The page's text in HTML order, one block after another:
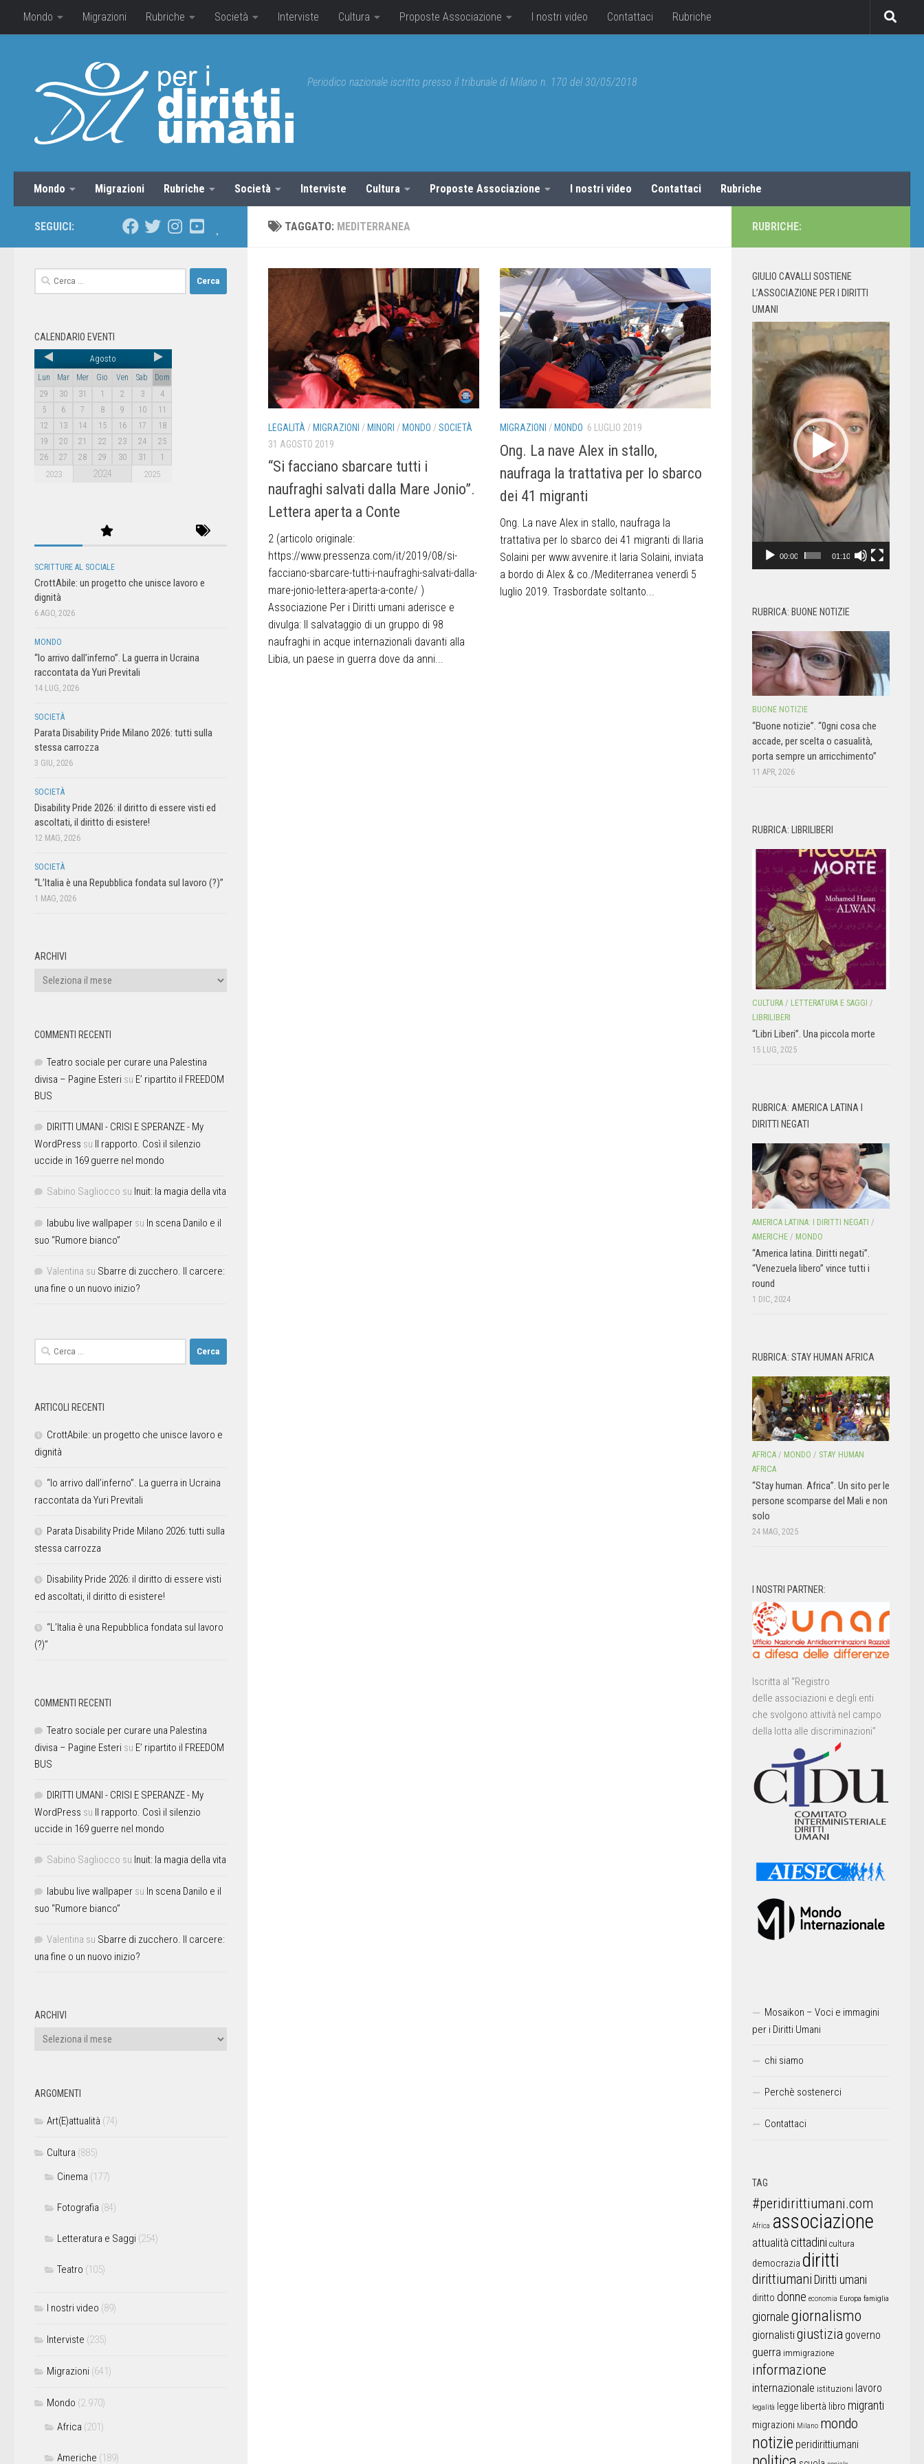
Mondo Migrazioni Rubriche Società Interviste Cultura Proposte Associazione I nostri video Contattaci Rubriche
Periodico nazionale iscritto presso il tribunale di Milano n. 170 del 30/05/2018
Mondo Migrazioni Rubriche Società Interviste Cultura Proposte Associazione I nostri video Contattaci Rubriche
TAGGATO: MEDITERRANEA
LEGALITÀ/ MIGRAZIONI / MINORI / MONDO /SOCIETÀ
31 AGOSTO 2019
“Si facciano sbarcare tutti i
naufraghi salvati dalla Mare Jonio”.
Lettera aperta a Conte
2 (articolo originale:
https://www.pressenza.com/it/2019/08/si-
facciano-sbarcare-tutti-i-naufraghi-salvati-dalla-
mare-jonio-lettera-aperta-a-conte/ )
Associazione Per i Diritti umani aderisce e
divulga: Il salvataggio di un gruppo di 98
naufraghi in acque internazionali davanti alla
Libia, un paese in guerra dove da anni...
MIGRAZIONI / MONDO 6 LUGLIO 2019
Ong. La nave Alex in stallo,
naufraga la trattativa per lo sbarco
dei 41 migranti
Ong. La nave Alex in stallo, naufraga la
trattativa per lo sbarco dei 41 migranti di Ilaria
Solaini per www.avvenire.it laria Solaini, inviata
a bordo di Alex & co./Mediterranea venerdì 5
luglio 2019. Trasbordate soltanto...
SEGUICI:
CALENDARIO EVENTI
Agosto
Lun Mar Mer Gio Ven Sab
Dom
29
30 31 1 2 3
4
5
6 7 8 9 10
11
12
13 14 15 16 17
18
19
20 21 22 23 24
25
26
27 28 29 30 31 1
2023 2024 2025
SCRITTURE AL SOCIALE
CrottAbile: un progetto che unisce lavoro e
dignità
6 AGO, 2026
MONDO
“Io arrivo dall’inferno”. La guerra in Ucraina
raccontata da Yuri Previtali
14 LUG, 2026
SOCIETÀ
Parata Disability Pride Milano 2026: tutti sulla
stessa carrozza
3 GIU, 2026
SOCIETÀ
Disability Pride 2026: il diritto di essere visti ed
ascoltati, il diritto di esistere!
12 MAG, 2026
SOCIETÀ
“L’Italia è una Repubblica fondata sul lavoro (?)”
1 MAG, 2026
ARCHIVI
COMMENTI RECENTI
Teatro sociale per curare una Palestina
divisa – Pagine Esteri su E’ ripartito il FREEDOM
BUS
DIRITTI UMANI - CRISI E SPERANZE - My
WordPress su Il rapporto. Così il silenzio
uccide in 169 guerre nel mondo
Sabino Sagliocco su Inuit: la magia della vita
labubu live wallpaper su In scena Danilo e il
suo “Rumore bianco”
Valentina su Sbarre di zucchero. Il carcere:
una fine o un nuovo inizio?
ARTICOLI RECENTI
CrottAbile: un progetto che unisce lavoro e
dignità
“Io arrivo dall’inferno”. La guerra in Ucraina
raccontata da Yuri Previtali
Parata Disability Pride Milano 2026: tutti sulla
stessa carrozza
Disability Pride 2026: il diritto di essere visti
ed ascoltati, il diritto di esistere!
“L’Italia è una Repubblica fondata sul lavoro
(?)”
COMMENTI RECENTI
Teatro sociale per curare una Palestina
divisa – Pagine Esteri su E’ ripartito il FREEDOM
BUS
DIRITTI UMANI - CRISI E SPERANZE - My
WordPress su Il rapporto. Così il silenzio
uccide in 169 guerre nel mondo
Sabino Sagliocco su Inuit: la magia della vita
labubu live wallpaper su In scena Danilo e il
suo “Rumore bianco”
Valentina su Sbarre di zucchero. Il carcere:
una fine o un nuovo inizio?
ARCHIVI
ARGOMENTI
Art(E)attualità (74)
Cultura (885)
Cinema (177)
Fotografia (84)
Letteratura e Saggi (254)
Teatro (105)
I nostri video (89)
Interviste (235)
Migrazioni (641)
Mondo (2.970)
Africa (201)
Americhe (189)
RUBRICHE:
GIULIO CAVALLI SOSTIENE
L’ASSOCIAZIONE PER I DIRITTI
UMANI
Video
Player
00:00 01:10
RUBRICA: BUONE NOTIZIE
BUONE NOTIZIE
“Buone notizie”. “0gni cosa che
accade, per scelta o casualità,
porta sempre un arricchimento”
11 APR, 2026
RUBRICA: LIBRILIBERI
CULTURA / LETTERATURA E SAGGI /
LIBRILIBERI
“Libri Liberi”. Una piccola morte
15 LUG, 2025
RUBRICA: AMERICA LATINA I
DIRITTI NEGATI
AMERICA LATINA: I DIRITTI NEGATI /
AMERICHE / MONDO
“America latina. Diritti negati”.
“Venezuela libero” vince tutti i
round
1 DIC, 2024
RUBRICA: STAY HUMAN AFRICA
AFRICA / MONDO / STAY HUMAN
AFRICA
“Stay human. Africa”. Un sito per le
persone scomparse del Mali e non
solo
24 MAG, 2025
I NOSTRI PARTNER:
Iscritta al “Registro
delle associazioni e degli enti
che svolgono attività nel campo
della lotta alle discriminazioni”
Mosaikon – Voci e immagini
per i Diritti Umani
chi siamo
Perchè sostenerci
Contattaci
TAG
#peridirittiumani.com
Africa associazione
attualità cittadini cultura
democrazia diritti
dirittiumani Diritti umani
diritto donne economia Europa famiglia
giornalegiornalismo
giornalistigiustizia governo
guerra immigrazione
informazione
internazionale istituzioni lavoro
legalità legge libertà libro migranti
migrazioni Milano mondo
notizie peridirittiumani